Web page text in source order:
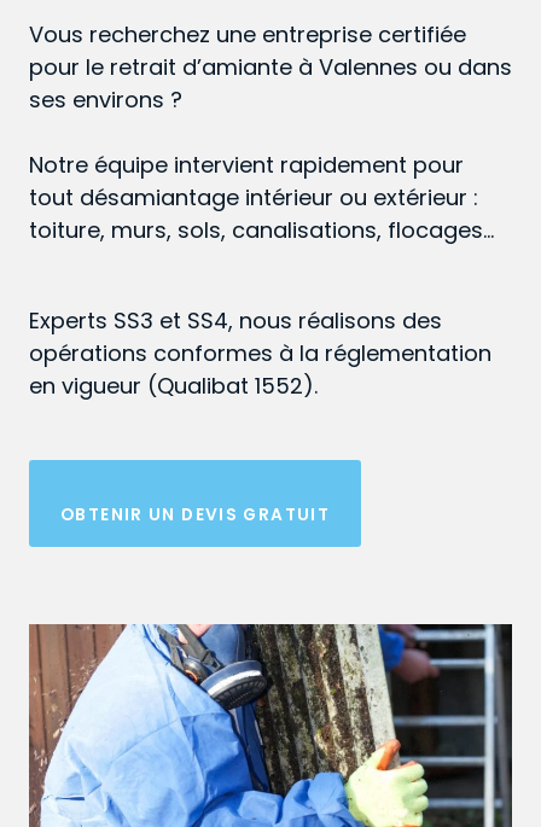
Vous recherchez une entreprise certifiée
pour le retrait d’amiante à Valennes ou dans
ses environs ?
Notre équipe intervient rapidement pour
tout désamiantage intérieur ou extérieur :
toiture, murs, sols, canalisations, flocages…
Experts SS3 et SS4, nous réalisons des
opérations conformes à la réglementation
en vigueur (Qualibat 1552).
OBTENIR UN DEVIS GRATUIT